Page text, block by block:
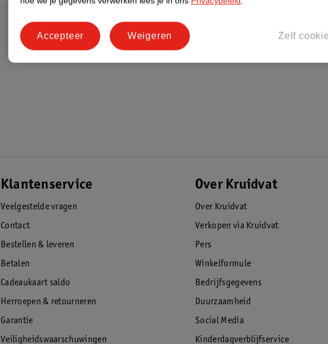
Klantenservice
Veelgestelde vragen
Contact
Bestellen & leveren
Betalen
Cadeaukaart saldo
Herroepen & retourneren
Garantie
Veiligheidswaarschuwingen
Over Kruidvat
Over Kruidvat
Verkopen via Kruidvat
Pers
Winkelformule
Bedrijfsgegevens
Duurzaamheid
Social Media
Kinderdagverblijfservice
Zelf
Weigeren
Accepteer